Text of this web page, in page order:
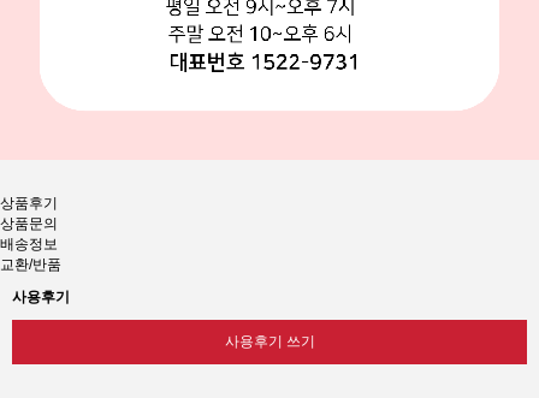
상품후기
상품문의
배송정보
교환/반품
사용후기
사용후기 쓰기